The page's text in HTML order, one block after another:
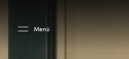
Menü